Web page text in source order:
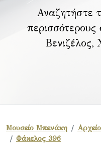
Αναζητήστε
Μουσείο Μπενάκη
Φάκελος 396